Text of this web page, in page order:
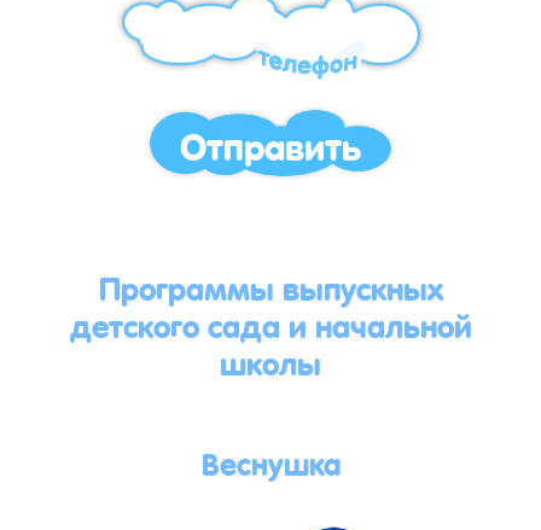
Отправить
Программы выпускных
детского сада и начальной
школы
Веснушка